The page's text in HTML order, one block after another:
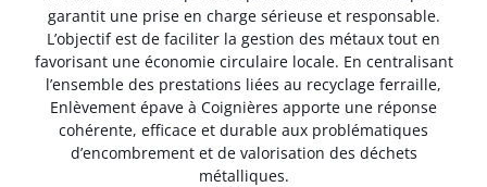
garantit une prise en charge sérieuse et responsable.
L’objectif est de faciliter la gestion des métaux tout en
favorisant une économie circulaire locale. En centralisant
l’ensemble des prestations liées au recyclage ferraille,
Enlèvement épave à Coignières apporte une réponse
cohérente, efficace et durable aux problématiques
d’encombrement et de valorisation des déchets
métalliques.